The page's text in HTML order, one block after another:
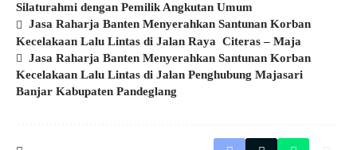
Silaturahmi dengan Pemilik Angkutan Umum
Jasa Raharja Banten Menyerahkan Santunan Korban
Kecelakaan Lalu Lintas di Jalan Raya Citeras – Maja
Jasa Raharja Banten Menyerahkan Santunan Korban
Kecelakaan Lalu Lintas di Jalan Penghubung Majasari
Banjar Kabupaten Pandeglang